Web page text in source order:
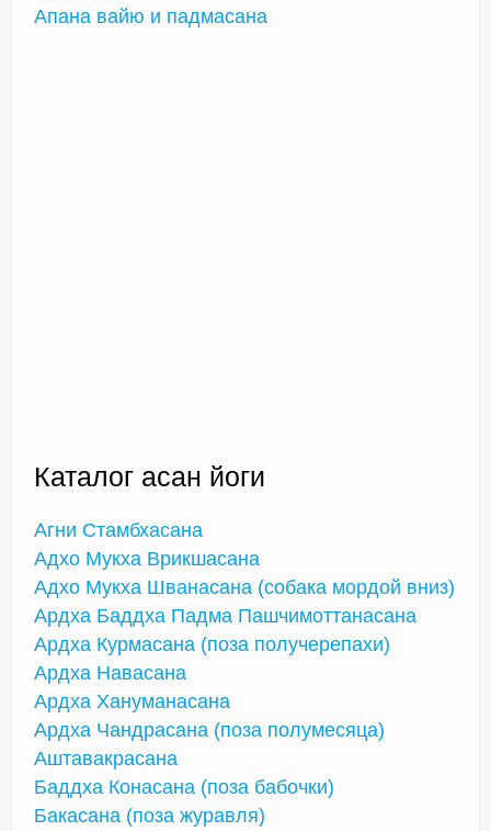
Апана вайю и падмасана
Каталог асан йоги
Агни Стамбхасана
Адхо Мукха Врикшасана
Адхо Мукха Шванасана (собака мордой вниз)
Ардха Баддха Падма Пашчимоттанасана
Ардха Курмасана (поза получерепахи)
Ардха Навасана
Ардха Хануманасана
Ардха Чандрасана (поза полумесяца)
Аштавакрасана
Баддха Конасана (поза бабочки)
Бакасана (поза журавля)